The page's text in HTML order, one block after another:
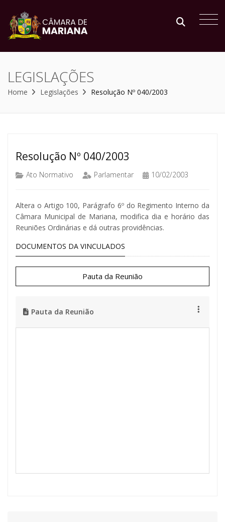
LEGISLAÇÕES
Home Legislações Resolução Nº 040/2003
Resolução Nº 040/2003
Ato Normativo Parlamentar 10/02/2003
Altera o Artigo 100, Parágrafo 6º do Regimento Interno da
Câmara Municipal de Mariana, modifica dia e horário das
Reuniões Ordinárias e dá outras providências.
DOCUMENTOS DA VINCULADOS
Pauta da Reunião
Pauta da Reunião